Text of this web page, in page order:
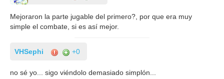
Mejoraron la parte jugable del primero?, por que era muy
simple el combate, si es así mejor.
VHSephi +0
no sé yo... sigo viéndolo demasiado simplón...